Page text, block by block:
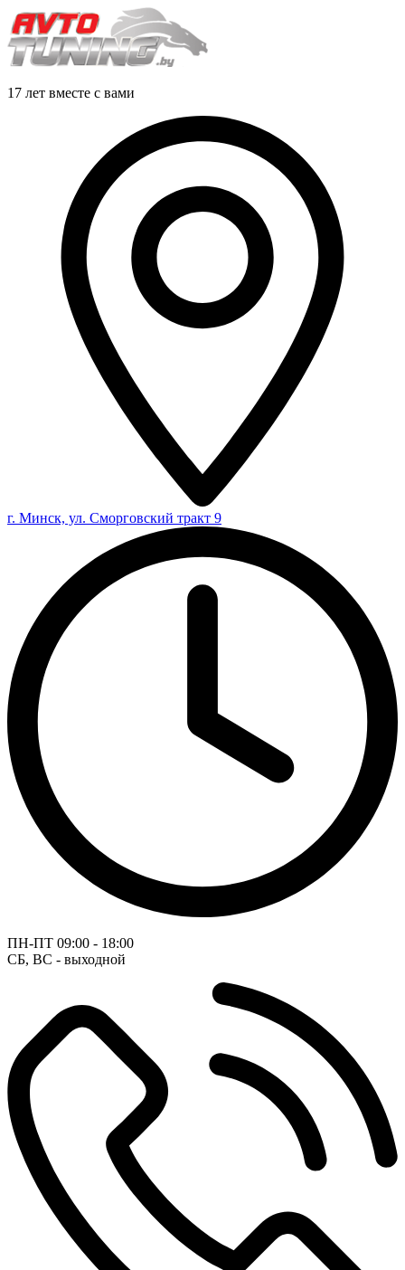
17 лет вместе с вами
г. Минск, ул. Сморговский тракт 9
ПН-ПТ 09:00 - 18:00
СБ, ВС - выходной